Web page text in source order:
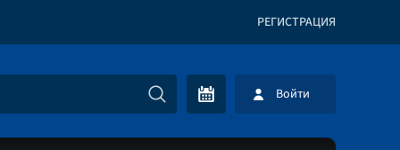
РЕГИСТРАЦИЯ
Войти